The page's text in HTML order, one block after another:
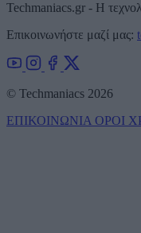
Techmaniacs.gr - Η
Επικοινωνήστε μαζί μας:
© Techmaniacs 2026
ΕΠΙΚΟΙΝΩΝΙΑ ΟΡΟΙ